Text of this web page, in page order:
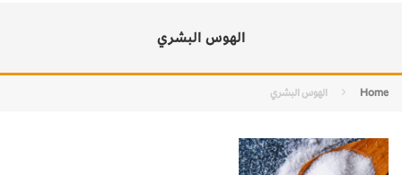
الهوس البشري
Home الهوس البشري